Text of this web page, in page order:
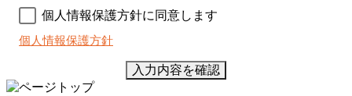
個人情報保護方針に同意します
個人情報保護方針
入力内容を確認